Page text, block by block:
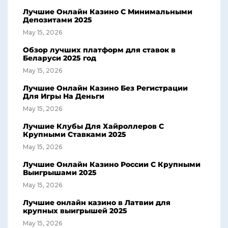
Лучшие Онлайн Казино С Минимальными
Депозитами 2025
May 15, 2026
Обзор лучших платформ для ставок в
Беларуси 2025 год
May 15, 2026
Лучшие Онлайн Казино Без Регистрации
Для Игры На Деньги
May 15, 2026
Лучшие Клубы Для Хайроллеров С
Крупными Ставками 2025
May 15, 2026
Лучшие Онлайн Казино России С Крупными
Выигрышами 2025
May 15, 2026
Лучшие онлайн казино в Латвии для
крупных выигрышей 2025
May 15, 2026